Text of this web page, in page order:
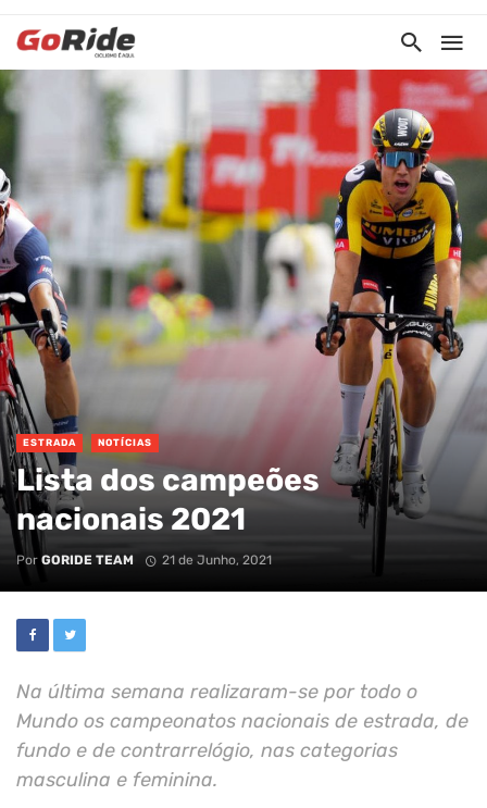
ESTRADA NOTÍCIAS
Lista dos campeões
nacionais 2021
Por GORIDE TEAM 21 de Junho, 2021
Na última semana realizaram-se por todo o
Mundo os campeonatos nacionais de estrada, de
fundo e de contrarrelógio, nas categorias
masculina e feminina.